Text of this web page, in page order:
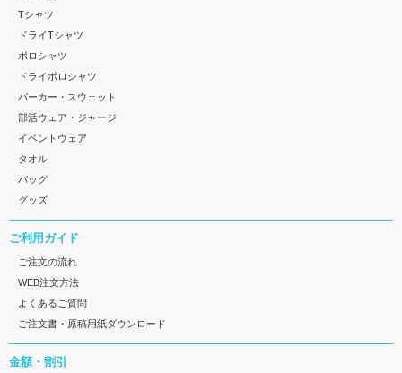
Tシャツ
ドライTシャツ
ポロシャツ
ドライポロシャツ
パーカー・スウェット
部活ウェア・ジャージ
イベントウェア
タオル
バッグ
グッズ
ご利用ガイド
ご注文の流れ
WEB注文方法
よくあるご質問
ご注文書・原稿用紙ダウンロード
金額・割引